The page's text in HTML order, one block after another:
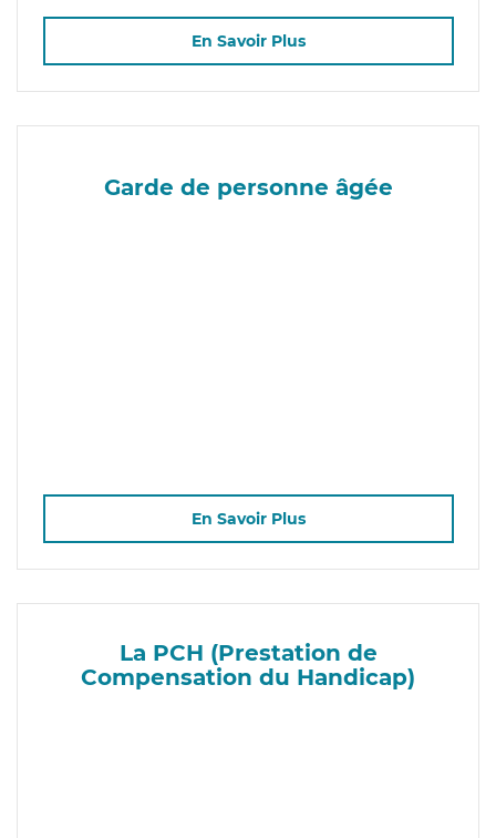
En Savoir Plus
Garde de personne âgée
En Savoir Plus
La PCH (Prestation de
Compensation du Handicap)